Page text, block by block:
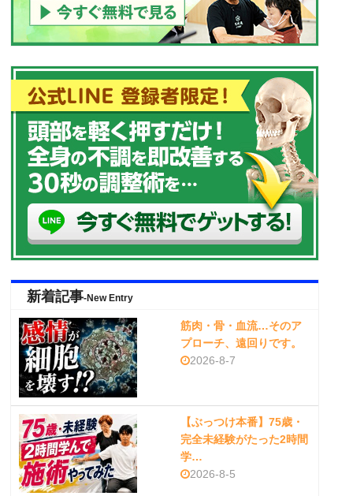
新着記事-New Entry
筋肉・骨・血流…そのア
プローチ、遠回りです。
2026-8-7
【ぶっつけ本番】75歳・
完全未経験がたった2時間
学…
2026-8-5